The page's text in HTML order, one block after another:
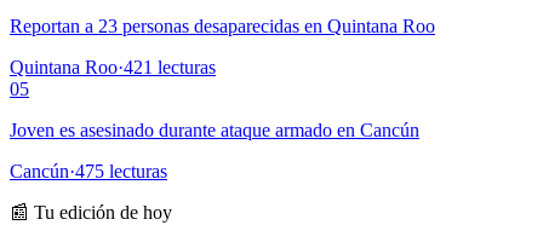
Reportan a 23 personas desaparecidas en Quintana Roo
Quintana Roo·421 lecturas
05
Joven es asesinado durante ataque armado en Cancún
Cancún·475 lecturas
📰 Tu edición de hoy